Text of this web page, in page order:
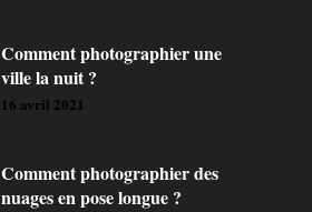
Comment photographier une
ville la nuit ?
16 avril 2021
Comment photographier des
nuages en pose longue ?